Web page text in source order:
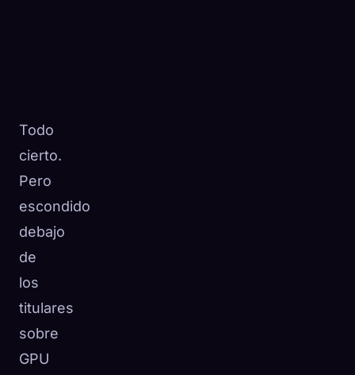
Todo
cierto.
Pero
escondido
debajo
de
los
titulares
sobre
GPU